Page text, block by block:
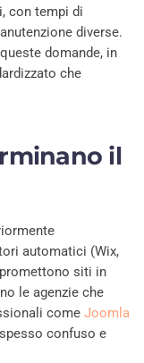
con tempi di
diverse.
domande, in
che
il
automatici (Wix,
siti in
le agenzie che
come Joomla
confuso e